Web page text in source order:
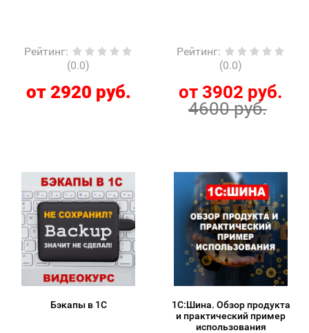
Рейтинг:
(0.0)
от 2920 руб.
Рейтинг:
(0.0)
от 3902 руб.
4600 руб.
Бэкапы в 1С
1С:Шина. Обзор продукта
и практический пример
использования